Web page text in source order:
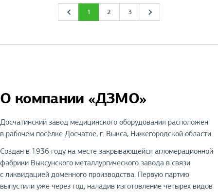
1 2 3
О компании «ДЗМО»
Досчатинский завод медицинского оборудования расположен
в рабочем посёлке Досчатое, г. Выкса, Нижегородской области.
Создан в 1936 году на месте закрывающейся агломерационной
фабрики Выксунского металлургического завода в связи
с ликвидацией доменного производства. Первую партию
выпустили уже через год, наладив изготовление четырёх видов